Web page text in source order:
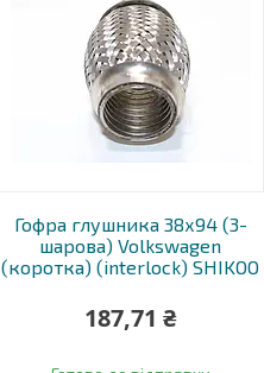
Гофра глушника 38х94 (3-
шарова) Volkswagen
(коротка) (interlock) SHIKOO
187,71 ₴